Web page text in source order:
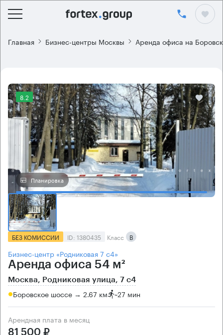
Главная Бизнес-центры Москвы Аренда офиса на
8.2
Планировка
БЕЗ КОМИССИИ ID: 1380435 Класс B
Бизнес-центр «Родниковая 7 с4»
Аренда офиса 54 м²
Москва, Родниковая улица, 7 с4
Боровское шоссе → 2.67 км ~27 мин
Арендная плата в месяц
81 500 ₽